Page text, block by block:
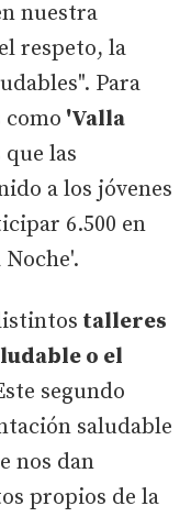
nuestra
respeto, la
Para
'Valla
que las
a los jóvenes
6.500 en
Noche'.
talleres
o el
segundo
saludable
nos dan
propios de la